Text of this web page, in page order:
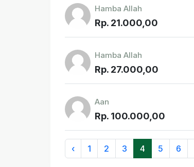
Hamba Allah
Rp. 21.000,00
Hamba Allah
Rp. 27.000,00
Aan
Rp. 100.000,00
‹ 1 2 3 4 5 6